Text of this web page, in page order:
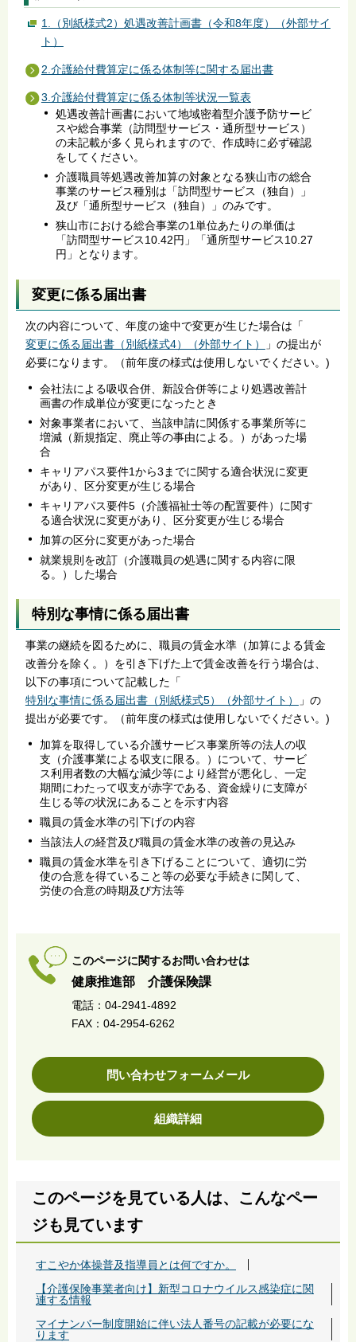
1.（別紙様式2）処遇改善計画書（令和8年度）（外部サイ
ト）
2.介護給付費算定に係る体制等に関する届出書
3.介護給付費算定に係る体制等状況一覧表
処遇改善計画書において地域密着型介護予防サービ
スや総合事業（訪問型サービス・通所型サービス）
の未記載が多く見られますので、作成時に必ず確認
をしてください。
介護職員等処遇改善加算の対象となる狭山市の総合
事業のサービス種別は「訪問型サービス（独自）」
及び「通所型サービス（独自）」のみです。
狭山市における総合事業の1単位あたりの単価は
「訪問型サービス10.42円」「通所型サービス10.27
円」となります。
変更に係る届出書
次の内容について、年度の途中で変更が生じた場合は「
変更に係る届出書（別紙様式4）（外部サイト）
」の提出が
必要になります。（前年度の様式は使用しないでください。)
会社法による吸収合併、新設合併等により処遇改善計
画書の作成単位が変更になったとき
対象事業者において、当該申請に関係する事業所等に
増減（新規指定、廃止等の事由による。）があった場
合
キャリアパス要件1から3までに関する適合状況に変更
があり、区分変更が生じる場合
キャリアパス要件5（介護福祉士等の配置要件）に関す
る適合状況に変更があり、区分変更が生じる場合
加算の区分に変更があった場合
就業規則を改訂（介護職員の処遇に関する内容に限
る。）した場合
特別な事情に係る届出書
事業の継続を図るために、職員の賃金水準（加算による賃金
改善分を除く。）を引き下げた上で賃金改善を行う場合は、
以下の事項について記載した「
特別な事情に係る届出書（別紙様式5）（外部サイト）
」の
提出が必要です。（前年度の様式は使用しないでください。)
加算を取得している介護サービス事業所等の法人の収
支（介護事業による収支に限る。）について、サービ
ス利用者数の大幅な減少等により経営が悪化し、一定
期間にわたって収支が赤字である、資金繰りに支障が
生じる等の状況にあることを示す内容
職員の賃金水準の引下げの内容
当該法人の経営及び職員の賃金水準の改善の見込み
職員の賃金水準を引き下げることについて、適切に労
使の合意を得ていること等の必要な手続きに関して、
労使の合意の時期及び方法等
このページに関するお問い合わせは
健康推進部 介護保険課
電話：04-2941-4892
FAX：04-2954-6262
問い合わせフォームメール
組織詳細
このページを見ている人は、こんなペー
ジも見ています
すこやか体操普及指導員とは何ですか。
【介護保険事業者向け】新型コロナウイルス感染症に関
連する情報
マイナンバー制度開始に伴い法人番号の記載が必要にな
ります